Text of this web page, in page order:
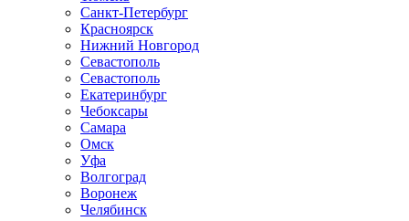
Санкт-Петербург
Красноярск
Нижний Новгород
Севастополь
Севастополь
Екатеринбург
Чебоксары
Самара
Омск
Уфа
Волгоград
Воронеж
Челябинск